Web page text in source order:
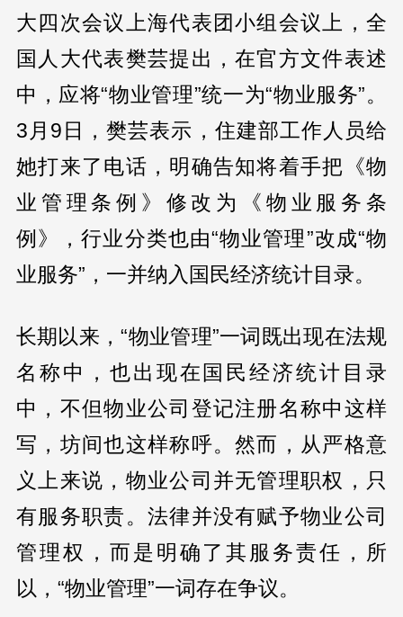
大四次会议上海代表团小组会议上，全
国人大代表樊芸提出，在官方文件表述
中，应将“物业管理”统一为“物业服务”。
3月9日，樊芸表示，住建部工作人员给
她打来了电话，明确告知将着手把《物
业管理条例》修改为《物业服务条
例》，行业分类也由“物业管理”改成“物
业服务”，一并纳入国民经济统计目录。
长期以来，“物业管理”一词既出现在法规
名称中，也出现在国民经济统计目录
中，不但物业公司登记注册名称中这样
写，坊间也这样称呼。然而，从严格意
义上来说，物业公司并无管理职权，只
有服务职责。法律并没有赋予物业公司
管理权，而是明确了其服务责任，所
以，“物业管理”一词存在争议。